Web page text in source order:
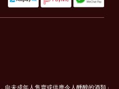
向未成年人售賣或供應令人醺醉的酒類」